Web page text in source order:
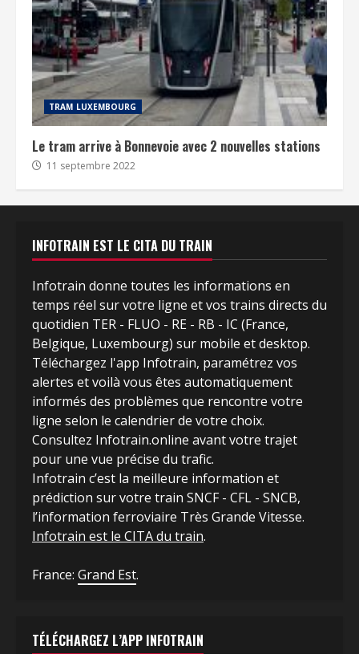
TRAM LUXEMBOURG
Le tram arrive à Bonnevoie avec 2 nouvelles stations
11 septembre 2022
INFOTRAIN EST LE CITA DU TRAIN
Infotrain donne toutes les informations en
temps réel sur votre ligne et vos trains directs du
quotidien TER - FLUO - RE - RB - IC (France,
Belgique, Luxembourg) sur mobile et desktop.
Téléchargez l'app Infotrain, paramétrez vos
alertes et voilà vous êtes automatiquement
informés des problèmes que rencontre votre
ligne selon le calendrier de votre choix.
Consultez Infotrain.online avant votre trajet
pour une vue précise du trafic.
Infotrain c’est la meilleure information et
prédiction sur votre train SNCF - CFL - SNCB,
l’information ferroviaire Très Grande Vitesse.
Infotrain est le CITA du train.
France: Grand Est.
TÉLÉCHARGEZ L’APP INFOTRAIN